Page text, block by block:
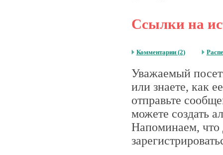
Ссылки на
Комментарии (2)
Уважаемый
или знаете, как
отправьте
можете создать
Напоминаем, что